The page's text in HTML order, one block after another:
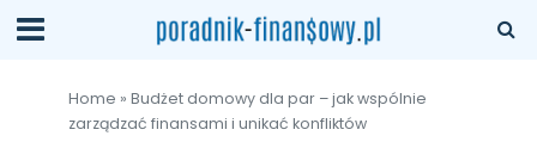
Home » Budżet domowy dla par – jak wspólnie
zarządzać finansami i unikać konfliktów